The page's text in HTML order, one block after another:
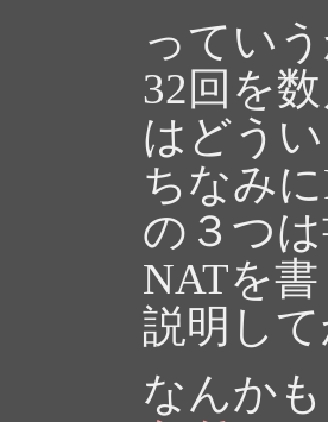
ってい
32回を
はどう
ちなみに
の３つ
NATを
説明し
なんか